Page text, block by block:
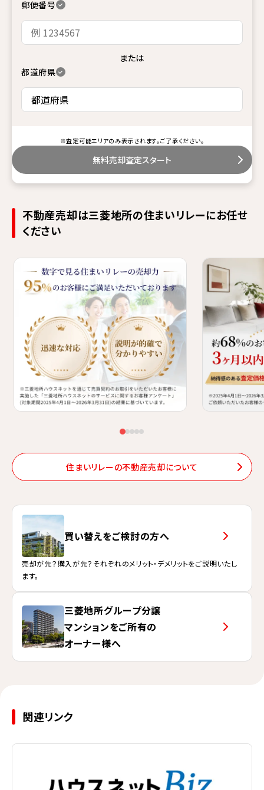
郵便番号
または
都道府県
※査定可能エリアのみ表示されます。ご了承ください。
無料売却査定スタート
不動産売却は三菱地所の住まいリレーにお任せ
ください
住まいリレーの不動産売却について
買い替えをご検討の方へ
売却が先？購入が先？それぞれのメリット・デメリットをご説明いたし
ます。
三菱地所グループ分譲
マンションをご所有の
オーナー様へ
関連リンク